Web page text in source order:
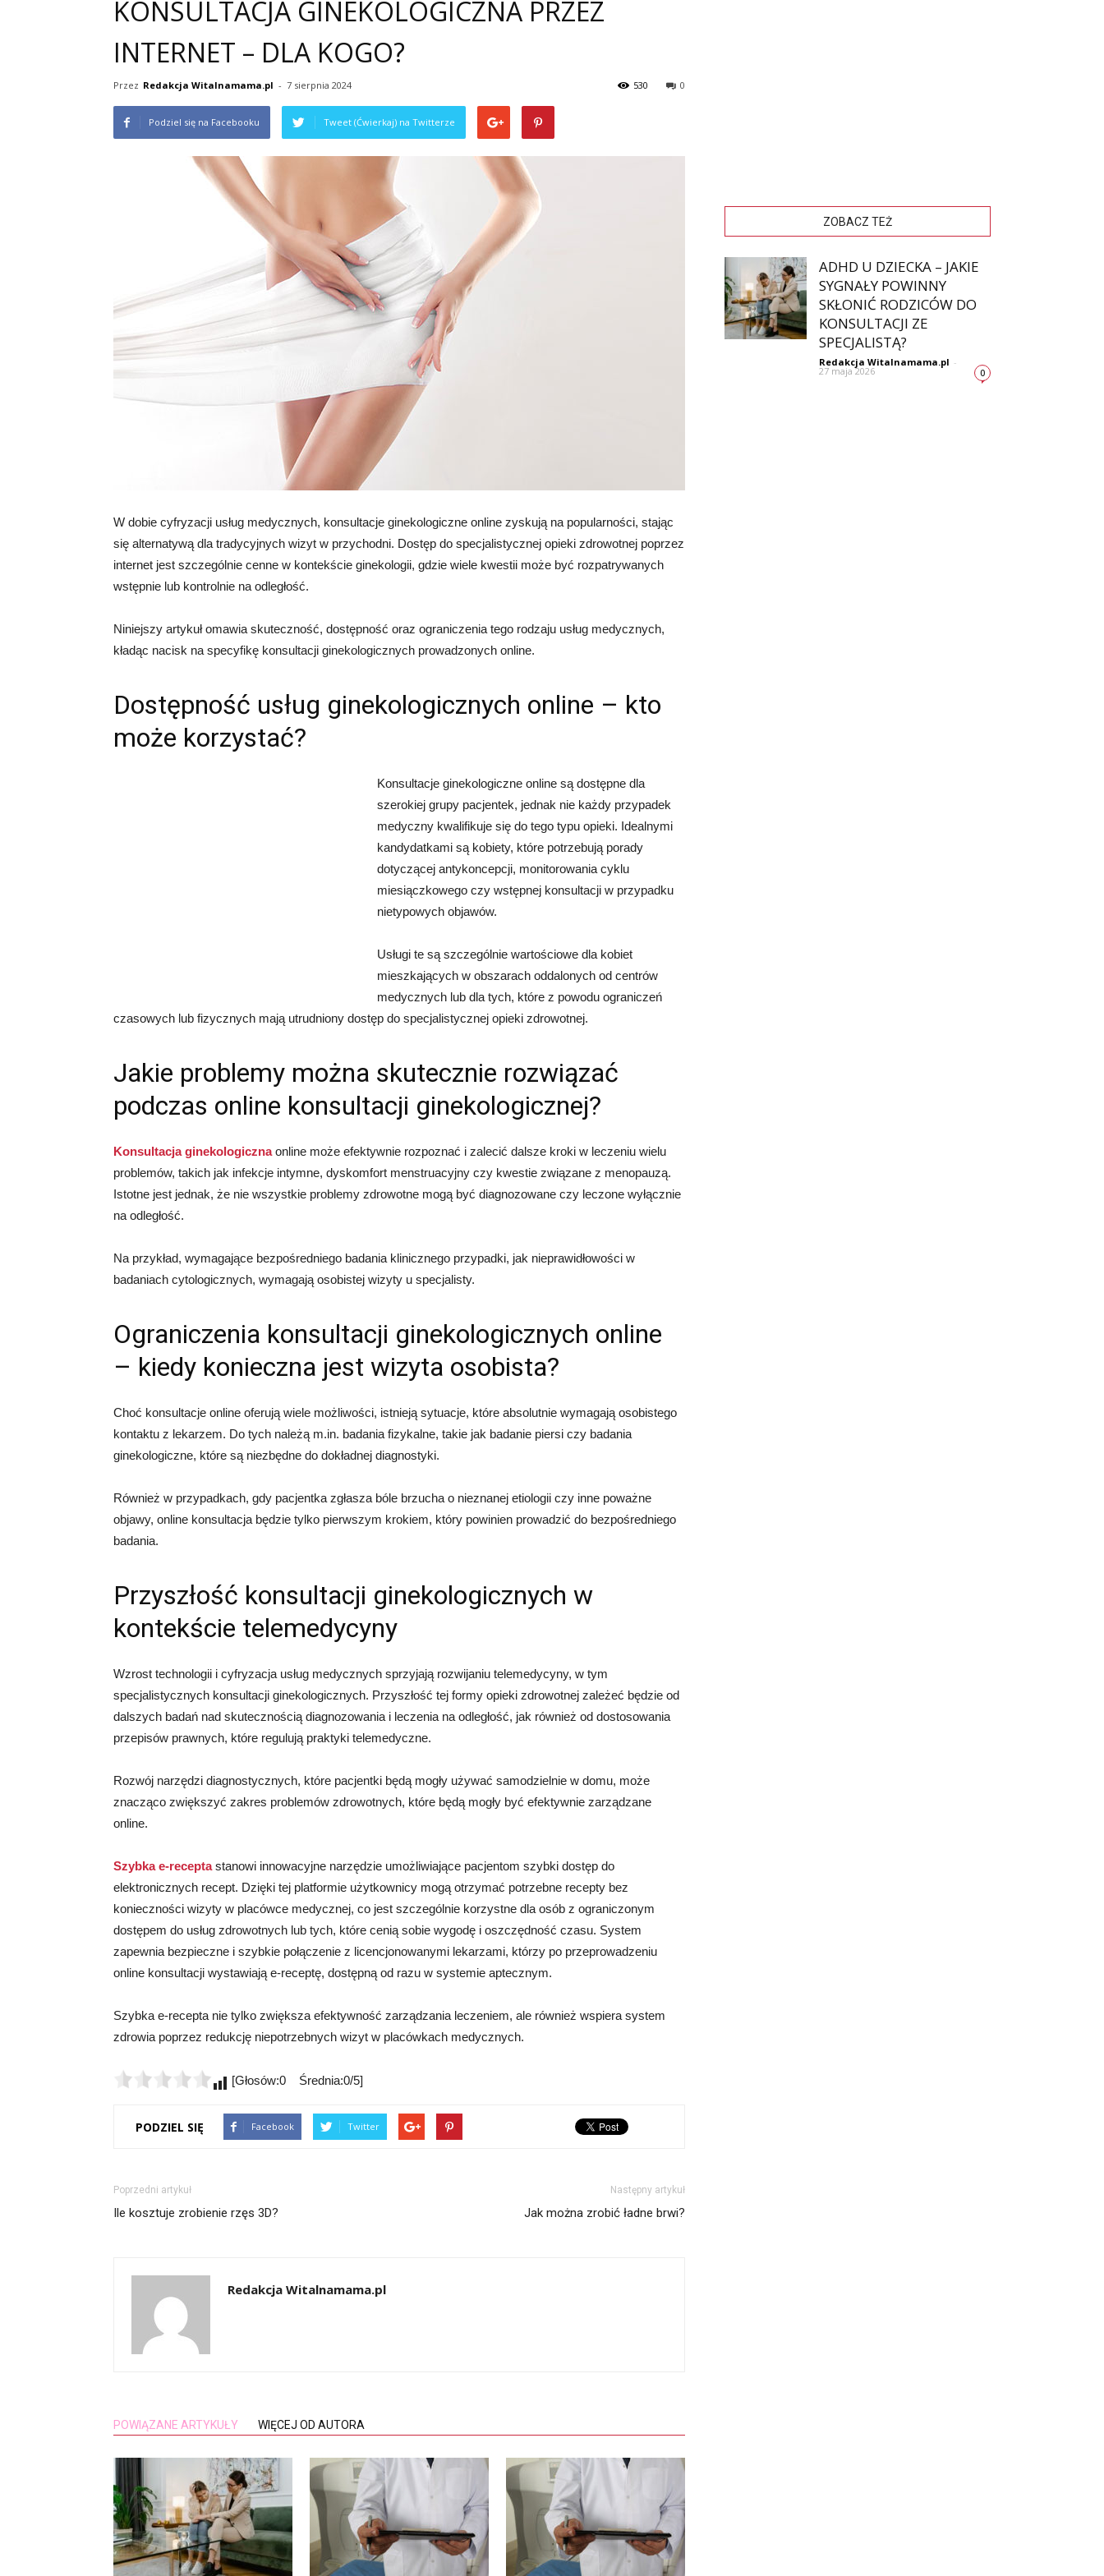
KONSULTACJA GINEKOLOGICZNA PRZEZ
INTERNET – DLA KOGO?
Przez Redakcja Witalnamama.pl - 7 sierpnia 2024 0
530
Podziel się na Facebooku Tweet (Ćwierkaj) na Twitterze
W dobie cyfryzacji usług medycznych, konsultacje ginekologiczne online zyskują na popularności, stając
się alternatywą dla tradycyjnych wizyt w przychodni. Dostęp do specjalistycznej opieki zdrowotnej poprzez
internet jest szczególnie cenne w kontekście ginekologii, gdzie wiele kwestii może być rozpatrywanych
wstępnie lub kontrolnie na odległość.
Niniejszy artykuł omawia skuteczność, dostępność oraz ograniczenia tego rodzaju usług medycznych,
kładąc nacisk na specyfikę konsultacji ginekologicznych prowadzonych online.
Dostępność usług ginekologicznych online – kto
może korzystać?
Konsultacje ginekologiczne online są dostępne dla
szerokiej grupy pacjentek, jednak nie każdy przypadek
medyczny kwalifikuje się do tego typu opieki. Idealnymi
kandydatkami są kobiety, które potrzebują porady
dotyczącej antykoncepcji, monitorowania cyklu
miesiączkowego czy wstępnej konsultacji w przypadku
nietypowych objawów.
Usługi te są szczególnie wartościowe dla kobiet
mieszkających w obszarach oddalonych od centrów
medycznych lub dla tych, które z powodu ograniczeń
czasowych lub fizycznych mają utrudniony dostęp do specjalistycznej opieki zdrowotnej.
Jakie problemy można skutecznie rozwiązać
podczas online konsultacji ginekologicznej?
Konsultacja ginekologicznaonline może efektywnie rozpoznać i zalecić dalsze kroki w leczeniu wielu
problemów, takich jak infekcje intymne, dyskomfort menstruacyjny czy kwestie związane z menopauzą.
Istotne jest jednak, że nie wszystkie problemy zdrowotne mogą być diagnozowane czy leczone wyłącznie
na odległość.
Na przykład, wymagające bezpośredniego badania klinicznego przypadki, jak nieprawidłowości w
badaniach cytologicznych, wymagają osobistej wizyty u specjalisty.
Ograniczenia konsultacji ginekologicznych online
– kiedy konieczna jest wizyta osobista?
Choć konsultacje online oferują wiele możliwości, istnieją sytuacje, które absolutnie wymagają osobistego
kontaktu z lekarzem. Do tych należą m.in. badania fizykalne, takie jak badanie piersi czy badania
ginekologiczne, które są niezbędne do dokładnej diagnostyki.
Również w przypadkach, gdy pacjentka zgłasza bóle brzucha o nieznanej etiologii czy inne poważne
objawy, online konsultacja będzie tylko pierwszym krokiem, który powinien prowadzić do bezpośredniego
badania.
Przyszłość konsultacji ginekologicznych w
kontekście telemedycyny
Wzrost technologii i cyfryzacja usług medycznych sprzyjają rozwijaniu telemedycyny, w tym
specjalistycznych konsultacji ginekologicznych. Przyszłość tej formy opieki zdrowotnej zależeć będzie od
dalszych badań nad skutecznością diagnozowania i leczenia na odległość, jak również od dostosowania
przepisów prawnych, które regulują praktyki telemedyczne.
Rozwój narzędzi diagnostycznych, które pacjentki będą mogły używać samodzielnie w domu, może
znacząco zwiększyć zakres problemów zdrowotnych, które będą mogły być efektywnie zarządzane
online.
Szybka e-receptastanowi innowacyjne narzędzie umożliwiające pacjentom szybki dostęp do
elektronicznych recept. Dzięki tej platformie użytkownicy mogą otrzymać potrzebne recepty bez
konieczności wizyty w placówce medycznej, co jest szczególnie korzystne dla osób z ograniczonym
dostępem do usług zdrowotnych lub tych, które cenią sobie wygodę i oszczędność czasu. System
zapewnia bezpieczne i szybkie połączenie z licencjonowanymi lekarzami, którzy po przeprowadzeniu
online konsultacji wystawiają e-receptę, dostępną od razu w systemie aptecznym.
Szybka e-recepta nie tylko zwiększa efektywność zarządzania leczeniem, ale również wspiera system
zdrowia poprzez redukcję niepotrzebnych wizyt w placówkach medycznych.
[Głosów:0 Średnia:0/5]
PODZIEL SIĘ Facebook Twitter
Poprzedni artykuł
Ile kosztuje zrobienie rzęs 3D?
Następny artykuł
Jak można zrobić ładne brwi?
Redakcja Witalnamama.pl
POWIĄZANE ARTYKUŁY WIĘCEJ OD AUTORA
ZOBACZ TEŻ
ADHD U DZIECKA – JAKIE
SYGNAŁY POWINNY
SKŁONIĆ RODZICÓW DO
KONSULTACJI ZE
SPECJALISTĄ?
Redakcja Witalnamama.pl -
27 maja 2026 0